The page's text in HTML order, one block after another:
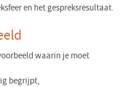
en het gespreksresultaat.
waarin je moet
begrijpt,